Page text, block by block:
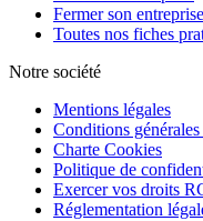
Fermer son entreprise
Toutes nos fiches
Notre société
Mentions légales
Conditions
Charte Cookies
Politique de
Exercer vos droits
Réglementation